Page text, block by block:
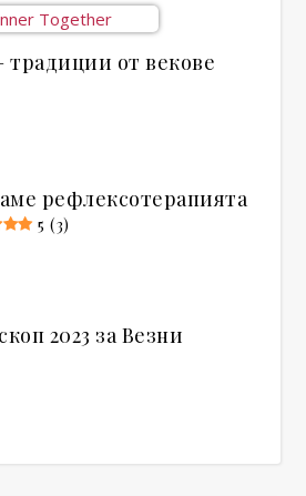
традиции от векове
рефлексотерапията
5 (3)
2023 за Везни